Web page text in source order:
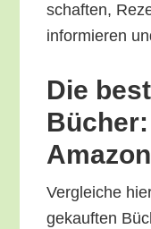
schaf­ten,
infor­mie­ren
Die
Ver­glei­che
ge­kauf­ten